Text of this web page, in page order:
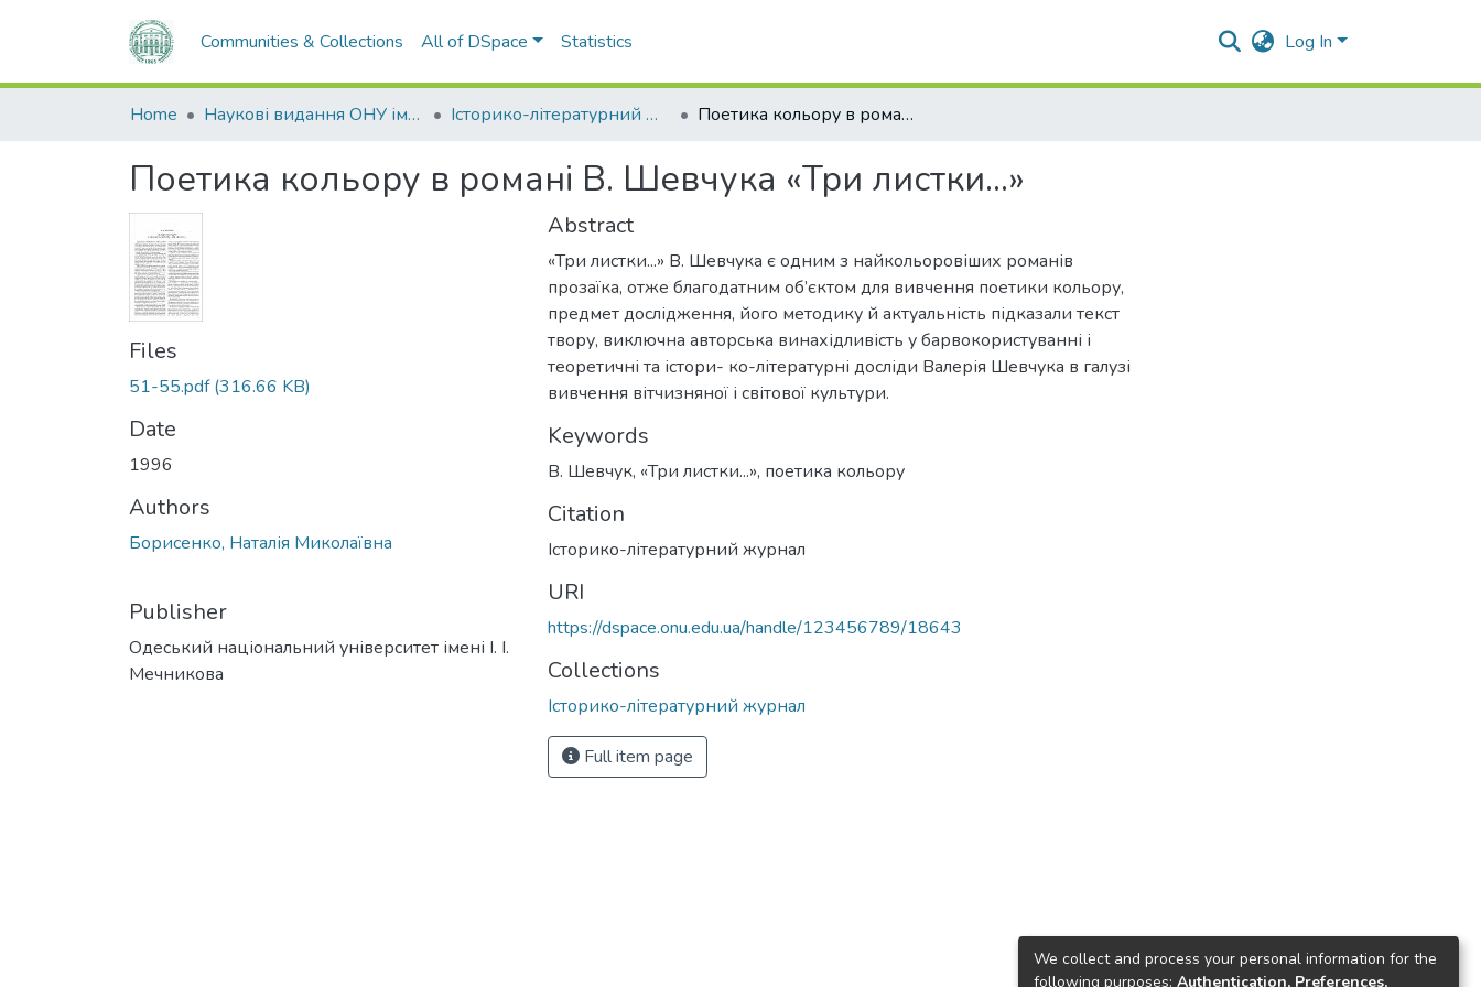
Communities & Collections All of DSpace Statistics Log In
Home Наукові видання ОНУ імені І. І. Мечникова Історико-літературний журнал Поетика кольору в романі В. Шевчука «Три листки...»
Поетика кольору в романі В. Шевчука «Три листки...»
Files
51-55.pdf(316.66 KB)
Date
1996
Authors
Борисенко, Наталія Миколаївна
Publisher
Одеський національний університет імені І. І.
Мечникова
Abstract
«Три листки...» В. Шевчука є одним з найкольоровіших романів
прозаїка, отже благодатним об’єктом для вивчення поетики кольору,
предмет дослідження, його методику й актуальність підказали текст
твору, виключна авторська винахідливість у барвокористуванні і
теоретичні та істори- ко-літературні досліди Валерія Шевчука в галузі
вивчення вітчизняної і світової культури.
Keywords
В. Шевчук, «Три листки...», поетика кольору
Citation
Історико-літературний журнал
URI
https://dspace.onu.edu.ua/handle/123456789/18643
Collections
Історико-літературний журнал
Full item page
We collect and process your personal information for the
following purposes: Authentication, Preferences,